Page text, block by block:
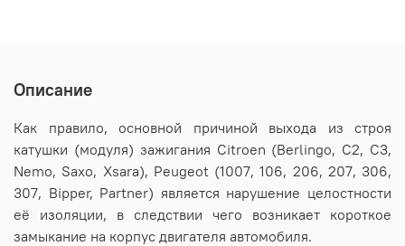
Описание
Как правило, основной причиной выхода из строя
катушки (модуля) зажигания Citroen (Berlingo, C2, C3,
Nemo, Saxo, Xsara), Peugeot (1007, 106, 206, 207, 306,
307, Bipper, Partner) является нарушение целостности
её изоляции, в следствии чего возникает короткое
замыкание на корпус двигателя автомобиля.